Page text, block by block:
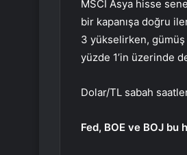
MSCI Asya hisse
bir kapanışa doğru
3 yükselirken, gümüş
yüzde 1’in üzerinde
Dolar/TL sabah
Fed, BOE ve BOJ bu